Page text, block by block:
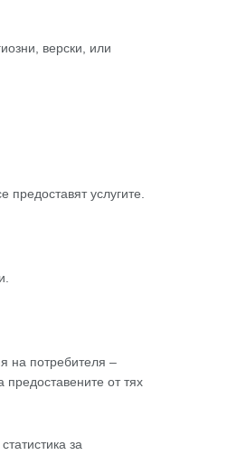
верски, или
услугите.
на потребителя –
от тях
за